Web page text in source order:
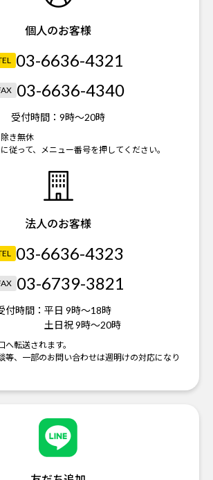
個人のお客様
03-6636-4321
03-6636-4340
受付時間： 9時～20時
き無休
従って、メニュー番号を押してください。
法人のお客様
03-6636-4323
03-6739-3821
付時間： 平日 9時～18時
土日祝 9時～20時
転送されます。
、一部のお問い合わせは週明けの対応になり